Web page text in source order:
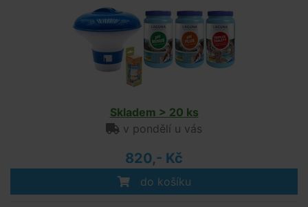
Skladem > 20 ks
v pondělí u vás
820,- Kč
do košíku